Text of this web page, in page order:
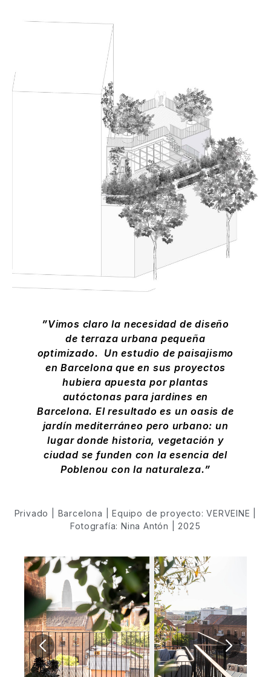
Vimos claro la necesidad de diseño
de terraza urbana pequeña
optimizado. Un estudio de paisajismo
en Barcelona que en sus proyectos
hubiera apuesta por plantas
autóctonas para jardines en
Barcelona. El resultado es un oasis de
jardín mediterráneo pero urbano: un
lugar donde historia, vegetación y
ciudad se funden con la esencia del
Poblenou con la naturaleza.
Privado | Barcelona | Equipo de proyecto: VERVEINE |
Fotografía: Nina Antón | 2025